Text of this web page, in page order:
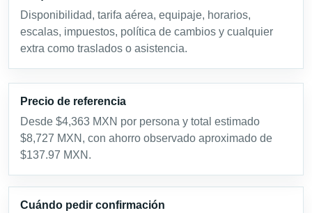
Disponibilidad, tarifa aérea, equipaje, horarios,
escalas, impuestos, política de cambios y cualquier
extra como traslados o asistencia.
Precio de referencia
Desde $4,363 MXN por persona y total estimado
$8,727 MXN, con ahorro observado aproximado de
$137.97 MXN.
Cuándo pedir confirmación